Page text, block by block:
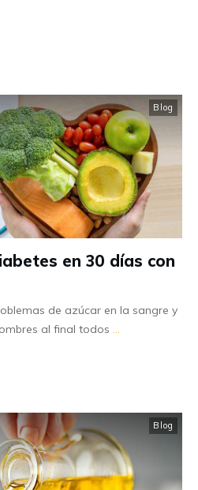
Blog
en 30 días con
de azúcar en la sangre y
al final todos ...
Blog